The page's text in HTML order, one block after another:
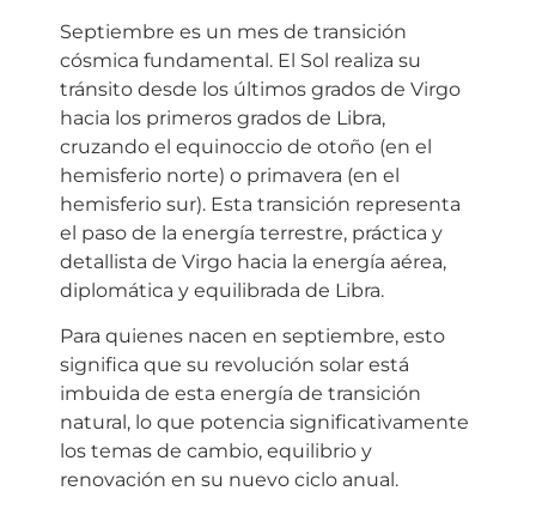
Septiembre es un mes de transición
cósmica fundamental. El Sol realiza su
tránsito desde los últimos grados de Virgo
hacia los primeros grados de Libra,
cruzando el equinoccio de otoño (en el
hemisferio norte) o primavera (en el
hemisferio sur). Esta transición representa
el paso de la energía terrestre, práctica y
detallista de Virgo hacia la energía aérea,
diplomática y equilibrada de Libra.
Para quienes nacen en septiembre, esto
significa que su revolución solar está
imbuida de esta energía de transición
natural, lo que potencia significativamente
los temas de cambio, equilibrio y
renovación en su nuevo ciclo anual.